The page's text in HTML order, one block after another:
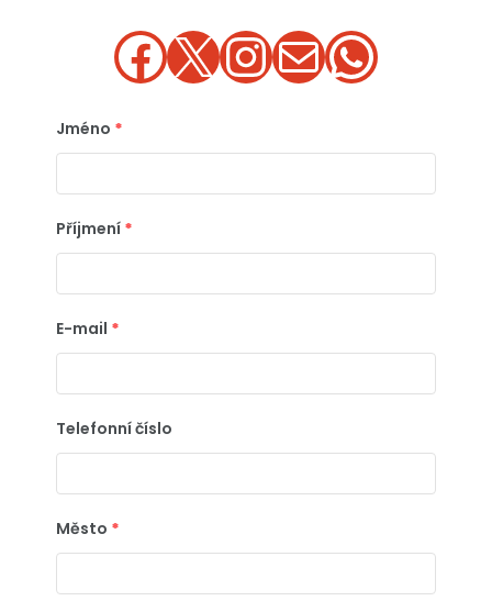
Jméno *
Příjmení *
E-mail *
Telefonní číslo
Město *